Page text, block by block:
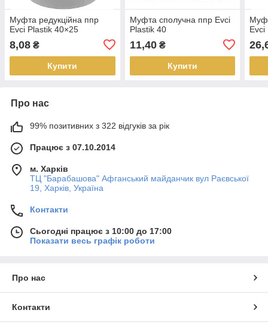
Муфта редукційна ппр
Evci Plastik 40×25
8,08 ₴
Купити
Муфта сполучна ппр Evci
Plastik 40
11,40₴
Купити
Evci
Про нас
99% позитивних з 322 відгуків за рік
Працює з 07.10.2014
м. Харків
ТЦ "Барабашова" Афганський майданчик вул Раєвської
19, Харків, Україна
Контакти
Сьогодні працює з 10:00 до 17:00
Показати весь графік роботи
Про нас
Контакти